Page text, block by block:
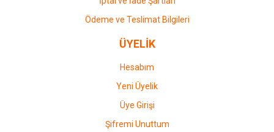
Ödeme ve Teslimat Bilgileri
ÜYELİK
Hesabım
Yeni Üyelik
Üye Girişi
Şifremi Unuttum